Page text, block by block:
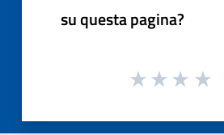
su questa pagina?